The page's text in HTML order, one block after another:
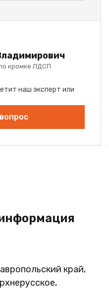
кромке ЛДСП
наш эксперт или
край,